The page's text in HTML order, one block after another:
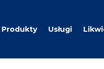
Produkty Usługi